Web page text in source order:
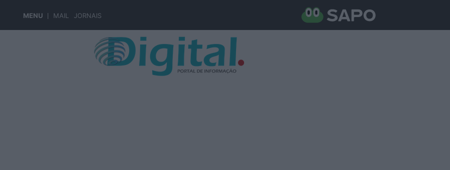
MENU MAIL JORNAIS